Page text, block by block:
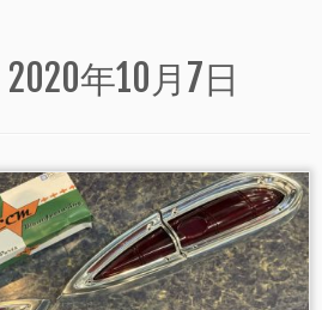
2020年10月7日